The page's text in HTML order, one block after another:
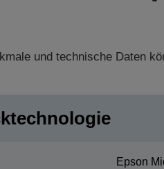
und technische Daten
Epson